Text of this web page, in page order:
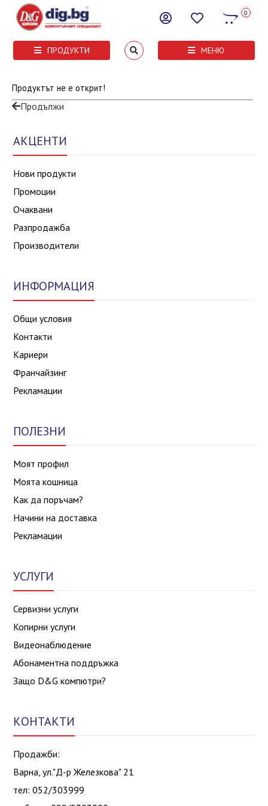
0
ПРОДУКТИ МЕНЮ
Продуктът не е открит!
Продължи
АКЦЕНТИ
Нови продукти
Промоции
Очаквани
Разпродажба
Производители
ИНФОРМАЦИЯ
Общи условия
Контакти
Кариери
Франчайзинг
Рекламации
ПОЛЕЗНИ
Моят профил
Моята кошница
Как да поръчам?
Начини на доставка
Рекламации
УСЛУГИ
Сервизни услуги
Копирни услуги
Видеонаблюдение
Абонаментна поддръжка
Защо D&G компютри?
КОНТАКТИ
Продажби:
Варна, ул."Д-р Железкова" 21
тел: 052/303999